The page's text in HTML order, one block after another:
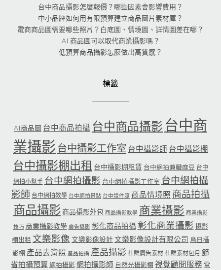
台中商品攝影怎麼報價？哪些因素會影響費用？
中小品牌如何用有限預算建立商品圖片素材庫？
電商商品圖需要哪些照片？白底圖、情境圖、詳情圖差在哪？
AI 商品圖可以取代商業攝影嗎？
低預算商品攝影怎麼做出高質感？
標籤
AI商品圖 台中商品拍攝 台中商品攝影 台中商
業攝影 台中攝影工作室 台中攝影師 台中攝影棚
台中攝影棚出租 台中攝影棚租賃 台中網拍兼職麻豆 台中
網拍小幫手 台中網拍攝影 台中網拍攝影工作室 台中網拍攝
影師 台中網拍教學 台中網拍景點 台中證件照 商品情境照 商品拍攝
商品攝影商品攝影外包 商品攝影教學 商業攝影 商業攝影
技巧 商業攝影教學 廣告攝影 彰化商品拍攝 彰化商業攝影 攝影
棚出租 文樂影像 文樂影像設計文樂影像設計有限公司 烏日攝
影棚 產品去背照 產品拍攝 產品攝影 社群廣告素材 社群素材包月 節
省拍攝預算 網拍攝影 網拍攝影師 自然光攝影棚 視覺顧問服務 電